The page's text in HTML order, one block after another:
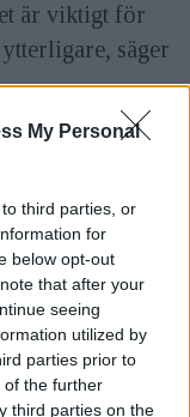
My Personal
third parties, or
for
below opt-out
that after your
seeing
utilized by
parties prior to
of the further
third parties on the
är viktigt för
ytterligare, säger
och
liten. Sen om
då
är att